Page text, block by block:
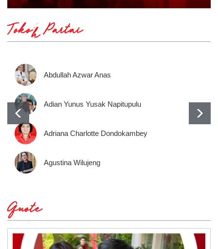
Tokoh Partai
Abdullah Azwar Anas
Adian Yunus Yusak Napitupulu
Adriana Charlotte Dondokambey
Agustina Wilujeng
Quote